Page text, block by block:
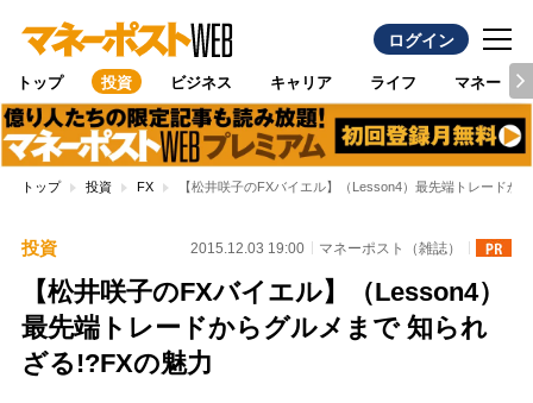
ログイン
トップ 投資 ビジネス キャリア ライフ マネー
トップ 投資 FX 【松井咲子のFXバイエル】（Lesson4）最先端トレードか
投資 2015.12.03 19:00 マネーポスト（雑誌）
【松井咲子のFXバイエル】（Lesson4）
最先端トレードからグルメまで 知られ
ざる!?FXの魅力